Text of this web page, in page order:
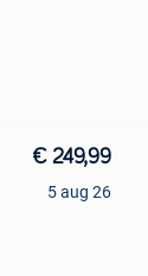
€ 249,99
5 aug 26